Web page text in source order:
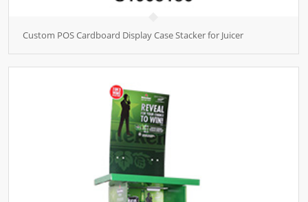
Custom POS Cardboard Display Case Stacker for Juicer